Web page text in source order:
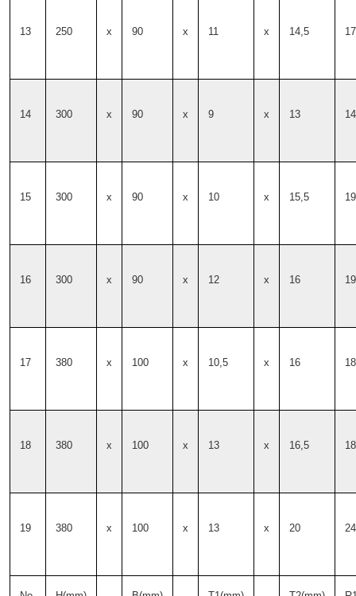
13 250 x 90 x 11 x 14,5 17
14 300 x 90 x 9 x 13 14
15 300 x 90 x 10 x 15,5 19
16 300 x 90 x 12 x 16 19
17 380 x 100 x 10,5 x 16 18
18 380 x 100 x 13 x 16,5 18
19 380 x 100 x 13 x 20 24